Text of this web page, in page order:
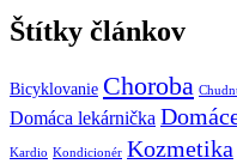
Štítky článkov
Bicyklovanie Choroba
Domáca lekárnička
Kardio Kondicionér Kozmetika